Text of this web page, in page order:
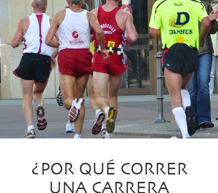
¿POR QUÉ CORRER
UNA CARRERA